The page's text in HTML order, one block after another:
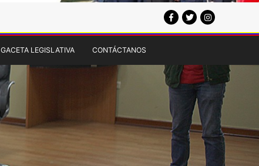
GACETA LEGISLATIVA CONTÁCTANOS